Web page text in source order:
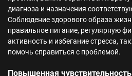
диагноза и назначения
Соблюдение здорового образа
правильное питание, регулярную
активность и избегание стресса,
помочь справиться с проблемой.
Повышенная